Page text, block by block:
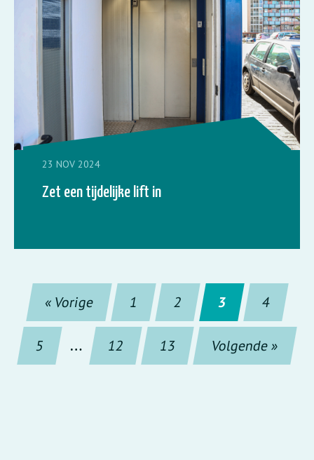
23 NOV 2024
Zet een tijdelijke lift in
« Vorige 1 2 3 4
5 … 12 13 Volgende »